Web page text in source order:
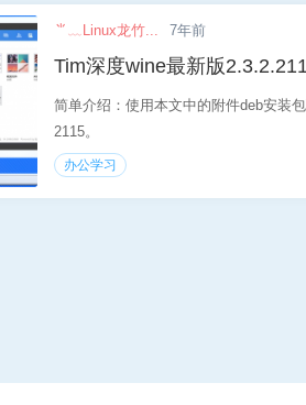
⺌﹏Linux龙竹... 7年前
Tim深度wine最新版
简单介绍：使用本文中的附件deb安装
2115。
办公学习